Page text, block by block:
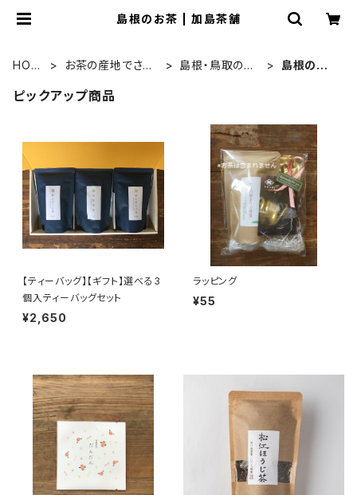
島根のお茶 | 加島茶舗
HOM
お茶の産地でさが
島根・鳥取のお
島根のお
ピックアップ商品
【ティーバッグ】【ギフト】選べる3
個入ティーバッグセット
¥2,650
ラッピング
¥55